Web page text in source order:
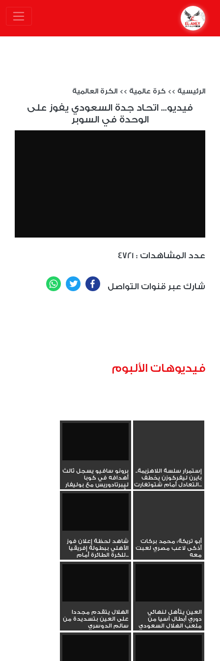
الرئيسية >> كرة عالمية >> الكرة العالمية
فيديو... اتحاد جدة السعودي يفوز على
الوحدة في السوبر
4721 : عدد المشاهدات
شارك عبر قنوات التواصل Facebook
Twitter
فيديوهات الألبوم
إستمرار سلسة اللاهزيمة..
بايرن ليفركوزن يخطف
التعادل أمام شتوتغارت...
برونو سافيو يسجل ثالث
أهدافه في كوبا
ليبرتادوريس مع بوليفار
أمام...
أبو تريكة: محمد بركات
أذكى لاعب مصري لعبت
معه
شاهد لحظة إعلان فوز
الأهلي ببطولة إفريقيا
للكرة الطائرة أمام...
العين يتأهل لنهائي
دوري أبطال آسيا من
ملعب الهلال السعودي
الهلال يتقدم مجددا
على العين بتسديدة من
سالم الدوسري